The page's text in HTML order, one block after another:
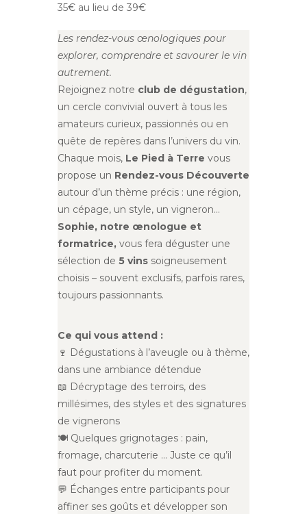
35€ au lieu de 39€
Les rendez-vous œnologiques pour
explorer, comprendre et savourer le vin
autrement.
Rejoignez notre club de dégustation,
un cercle convivial ouvert à tous les
amateurs curieux, passionnés ou en
quête de repères dans l’univers du vin.
Chaque mois, Le Pied à Terre vous
propose un Rendez-vous Découverte
autour d’un thème précis : une région,
un cépage, un style, un vigneron…
Sophie, notre œnologue et
formatrice, vous fera déguster une
sélection de 5 vins soigneusement
choisis – souvent exclusifs, parfois rares,
toujours passionnants.
Ce qui vous attend :
🍷 Dégustations à l’aveugle ou à thème,
dans une ambiance détendue
📖 Décryptage des terroirs, des
millésimes, des styles et des signatures
de vignerons
🍽️ Quelques grignotages : pain,
fromage, charcuterie … Juste ce qu’il
faut pour profiter du moment.
💬 Échanges entre participants pour
affiner ses goûts et développer son